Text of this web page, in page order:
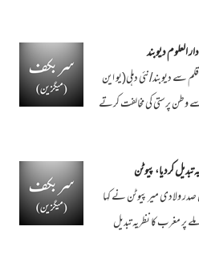
العلوم دیوبند
جون ۲۰۱۶) مدیر کے قلم سے دیوبند/نئی دہلی(یو این
وطن پرستی کی مخالفت کرتے
کردیا، پیوٹن
ولادی میر پیوٹن نے کہا
مغرب کا نظریہ تبدیل